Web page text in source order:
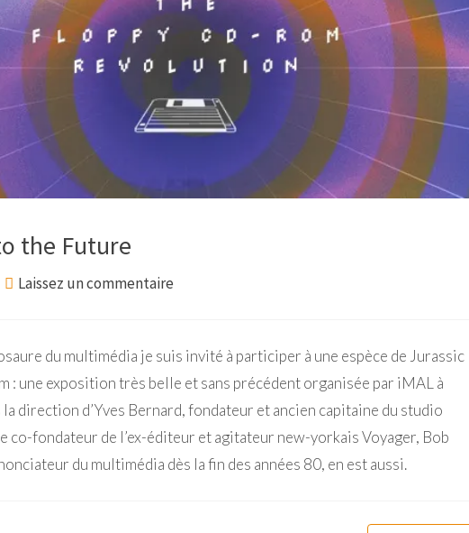
the Future
Laissez un commentaire
du multimédia je suis invité à participer à une espèce de Jurassic
: une exposition très belle et sans précédent organisée par iMAL à
direction d’Yves Bernard, fondateur et ancien capitaine du studio
co-fondateur de l’ex-éditeur et agitateur new-yorkais Voyager, Bob
du multimédia dès la fin des années 80, en est aussi.